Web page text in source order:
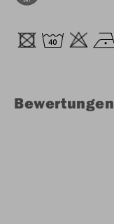
Bewertungen